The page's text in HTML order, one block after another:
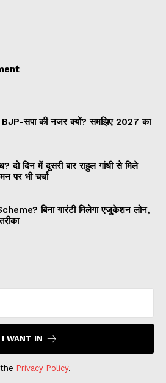
BJP-सपा की नजर क्यों? समझिए 2027 का
दो दिन में दूसरी बार राहुल गांधी से मिले
पर भी चर्चा
बिना गारंटी मिलेगा एजुकेशन लोन,
I WANT IN
Privacy Policy.